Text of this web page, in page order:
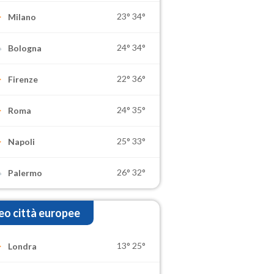
Milano 23° 34°
Bologna 24° 34°
Firenze 22° 36°
Roma 24° 35°
Napoli 25° 33°
Palermo 26° 32°
città europee
Londra 13° 25°